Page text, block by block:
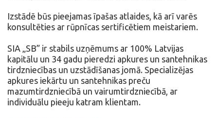
Izstādē būs pieejamas īpašas atlaides, kā arī varēs
konsultēties ar rūpnīcas sertificētiem meistariem.
SIA „SB” ir stabils uzņēmums ar 100% Latvijas
kapitālu un 34 gadu pieredzi apkures un santehnikas
tirdzniecības un uzstādīšanas jomā. Specializējas
apkures iekārtu un santehnikas preču
mazumtirdzniecībā un vairumtirdzniecībā, ar
individuālu pieeju katram klientam.